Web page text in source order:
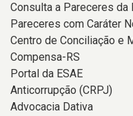
Consulta a Pareceres da
Pareceres com Caráter
Centro de Conciliação e
Compensa-RS
Portal da ESAE
Anticorrupção (CRPJ)
Advocacia Dativa